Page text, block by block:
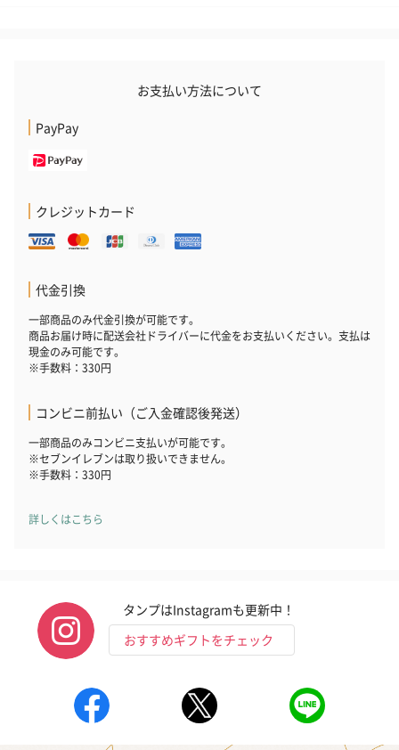
お支払い方法について
PayPay
クレジットカード
代金引換
一部商品のみ代金引換が可能です。
商品お届け時に配送会社ドライバーに代金をお支払いください。支払は
現金のみ可能です。
※手数料：330円
コンビニ前払い（ご入金確認後発送）
一部商品のみコンビニ支払いが可能です。
※セブンイレブンは取り扱いできません。
※手数料：330円
詳しくはこちら
タンプはInstagramも更新中！
おすすめギフトをチェック